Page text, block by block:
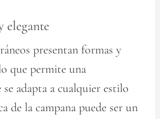
elegante
presentan formas y
que permite una
adapta a cualquier estilo
de la campana puede ser un